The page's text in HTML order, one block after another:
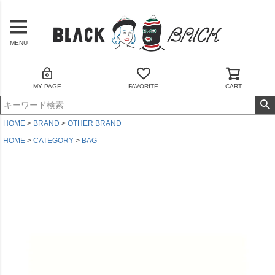
MENU
MY PAGE FAVORITE CART
HOME BRAND
OTHER BRAND
HOME
CATEGORY BAG